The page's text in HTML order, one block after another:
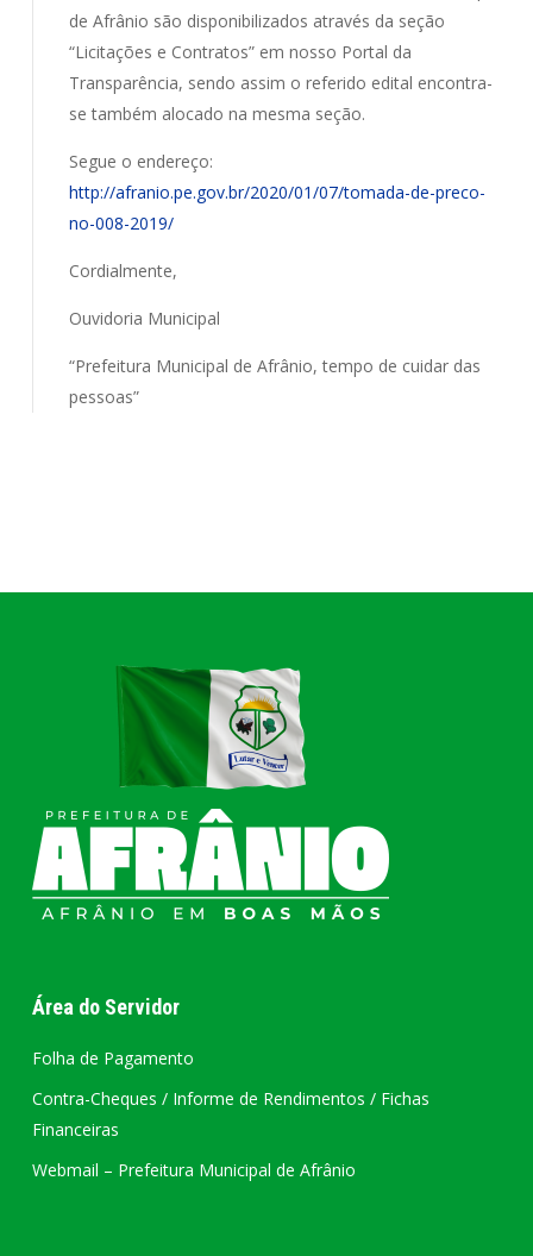
de Afrânio são disponibilizados através da seção
“Licitações e Contratos” em nosso Portal da
Transparência, sendo assim o referido edital encontra-
se também alocado na mesma seção.
Segue o endereço:
http://afranio.pe.gov.br/2020/01/07/tomada-de-preco-
no-008-2019/
Cordialmente,
Ouvidoria Municipal
“Prefeitura Municipal de Afrânio, tempo de cuidar das
pessoas”
Área do Servidor
Folha de Pagamento
Contra-Cheques / Informe de Rendimentos / Fichas
Financeiras
Webmail – Prefeitura Municipal de Afrânio